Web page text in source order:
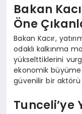
Bakan
Öne
Bakan Kacır,
odaklı kalkınma
yükselttiklerini
ekonomik
güvenilir bir
Tunceli’ye